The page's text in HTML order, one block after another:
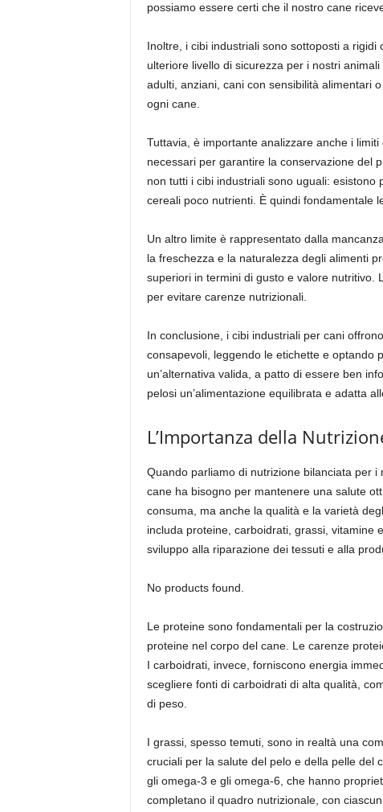
possiamo essere certi che il nostro cane
Inoltre, i cibi industriali sono sottoposti a
ulteriore livello di sicurezza per i nostri
adulti, anziani, cani con sensibilità alimentari
ogni cane.
Tuttavia, è importante analizzare anche i
necessari per garantire la conservazione del
non tutti i cibi industriali sono uguali:
cereali poco nutrienti. È quindi fondamentale
Un altro limite è rappresentato dalla
la freschezza e la naturalezza degli alimenti
superiori in termini di gusto e valore nutritivo.
per evitare carenze nutrizionali.
In conclusione, i cibi industriali per cani
consapevoli, leggendo le etichette e optando
un’alternativa valida, a patto di essere ben
pelosi un’alimentazione equilibrata e adatta
L’Importanza della
Quando parliamo di nutrizione bilanciata per
cane ha bisogno per mantenere una salute
consuma, ma anche la qualità e la varietà
includa proteine, carboidrati, grassi, vitamine
sviluppo alla riparazione dei tessuti e alla
No products found.
Le proteine sono fondamentali per la
proteine nel corpo del cane. Le carenze
I carboidrati, invece, forniscono energia
scegliere fonti di carboidrati di alta qualità,
di peso.
I grassi, spesso temuti, sono in realtà una
cruciali per la salute del pelo e della pelle del
gli omega-3 e gli omega-6, che hanno
completano il quadro nutrizionale, con